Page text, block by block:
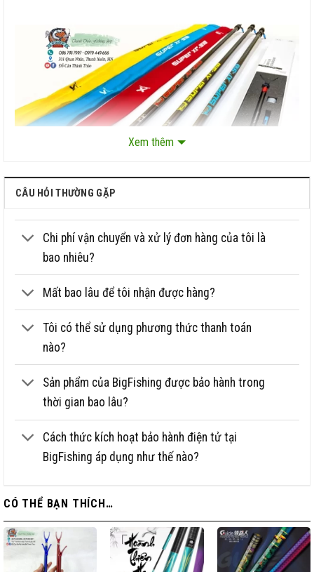
Xem thêm
CÂU HỎI THƯỜNG GẶP
Chi phí vận chuyển và xử lý đơn hàng của tôi là
bao nhiêu?
Mất bao lâu để tôi nhận được hàng?
Tôi có thể sử dụng phương thức thanh toán
nào?
Sản phẩm của BigFishing được bảo hành trong
thời gian bao lâu?
Cách thức kích hoạt bảo hành điện tử tại
BigFishing áp dụng như thế nào?
CÓ THỂ BẠN THÍCH…